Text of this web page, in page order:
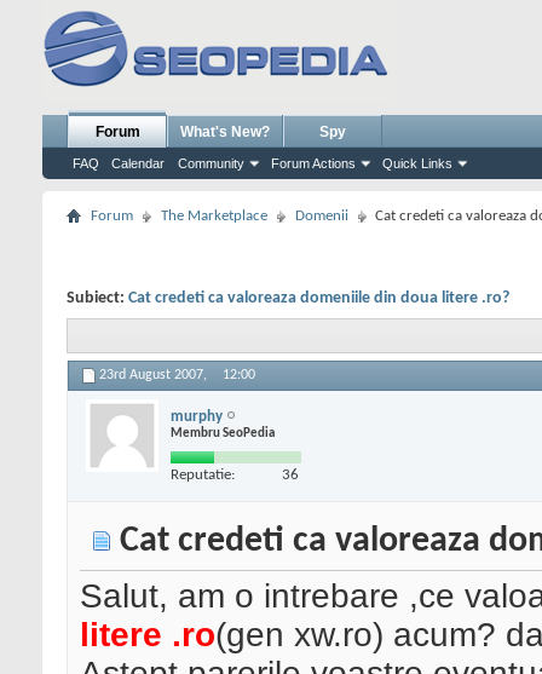
Forum
FAQ Calendar Community Forum Actions Quick Links
What's New? Spy
Forum The Marketplace Domenii Cat credeti ca valoreaza
Subiect: Cat credeti ca valoreaza domeniile din doua litere .ro?
23rd August 2007, 12:00
murphy
Membru SeoPedia
Reputatie: 36
Cat credeti ca valoreaza
Salut, am o intrebare ,ce
litere .ro(gen xw.ro) acum?